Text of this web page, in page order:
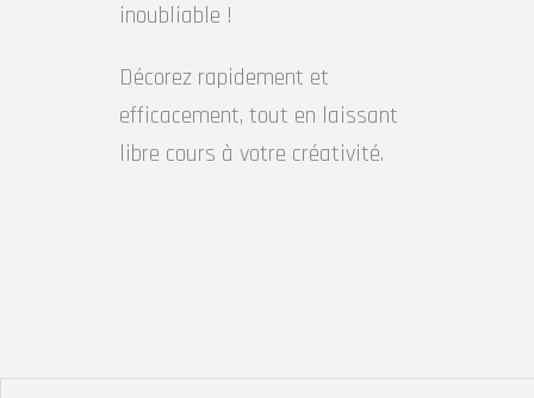
inoubliable !
Décorez rapidement et
efficacement, tout en laissant
libre cours à votre créativité.